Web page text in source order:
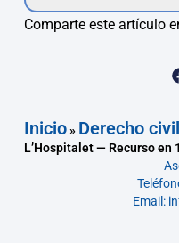
Comparte este artículo
Inicio» Derecho civil
L’Hospitalet — Recurso en
Email: